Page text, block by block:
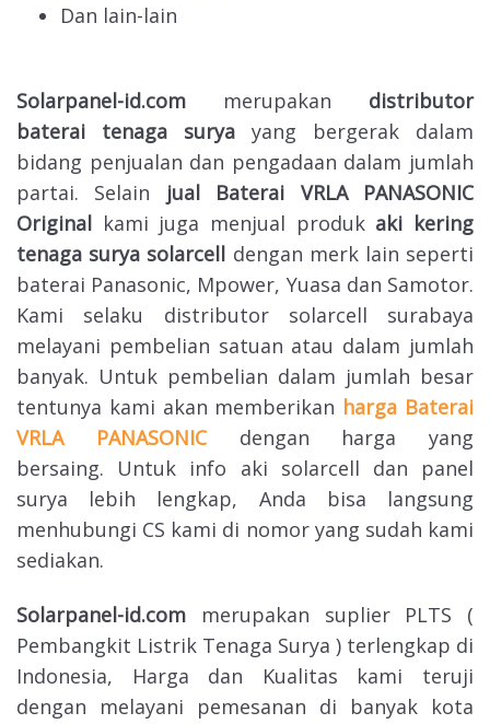
Dan lain-lain
Solarpanel-id.com merupakan distributor
baterai tenaga surya yang bergerak dalam
bidang penjualan dan pengadaan dalam jumlah
partai. Selain jual Baterai VRLA PANASONIC
Original kami juga menjual produk aki kering
tenaga surya solarcell dengan merk lain seperti
baterai Panasonic, Mpower, Yuasa dan Samotor.
Kami selaku distributor solarcell surabaya
melayani pembelian satuan atau dalam jumlah
banyak. Untuk pembelian dalam jumlah besar
tentunya kami akan memberikan harga Baterai
VRLA PANASONIC
dengan harga yang
bersaing. Untuk info aki solarcell dan panel
surya lebih lengkap, Anda bisa langsung
menhubungi CS kami di nomor yang sudah kami
sediakan.
Solarpanel-id.com merupakan suplier PLTS (
Pembangkit Listrik Tenaga Surya ) terlengkap di
Indonesia, Harga dan Kualitas kami teruji
dengan melayani pemesanan di banyak kota